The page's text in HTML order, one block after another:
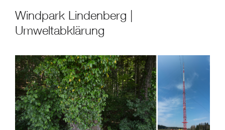
Windpark Lindenberg |
Umweltabklärung